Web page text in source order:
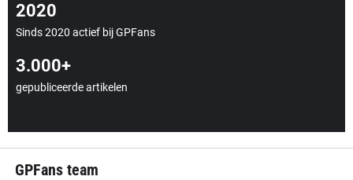
2020
Sinds 2020 actief bij GPFans
3.000+
gepubliceerde artikelen
GPFans team